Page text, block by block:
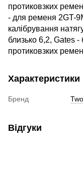
протиковзких
- для ременя 2GT-
калібрування
близько 6,2, Gates
протиковзких
Характеристики
Бренд
Відгуки